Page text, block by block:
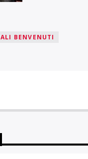
BENVENUTI